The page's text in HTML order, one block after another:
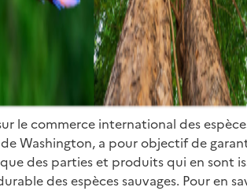
le commerce international des
Washington, a pour objectif de
des parties et produits qui en sont
des espèces sauvages. Pour en